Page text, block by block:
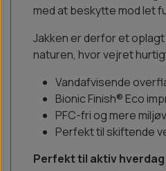
med at beskytte mod let
Jakken er derfor et oplagt
naturen, hvor vejret
Vandafvisende
Bionic Finish® Eco
PFC-fri og mere
Perfekt til skiftende
Perfekt til aktiv